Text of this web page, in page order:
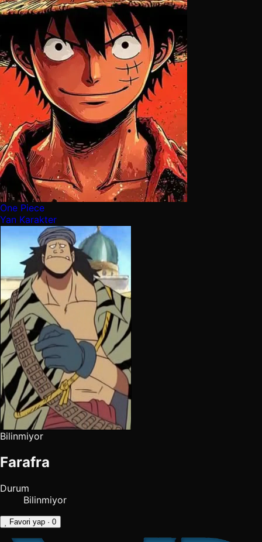
One Piece
Yan Karakter
Bilinmiyor
Farafra
Durum
Bilinmiyor
Favori yap · 0